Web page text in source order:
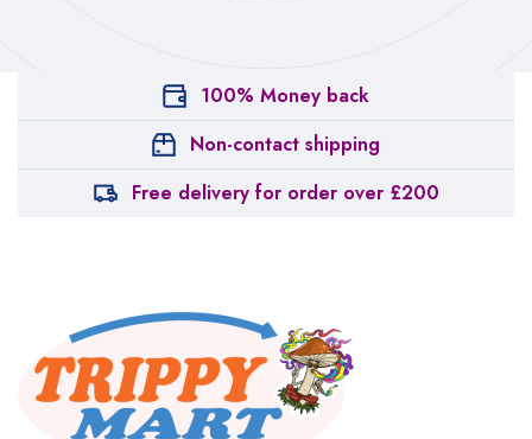
100% Money back
Non-contact shipping
Free delivery for order over £200